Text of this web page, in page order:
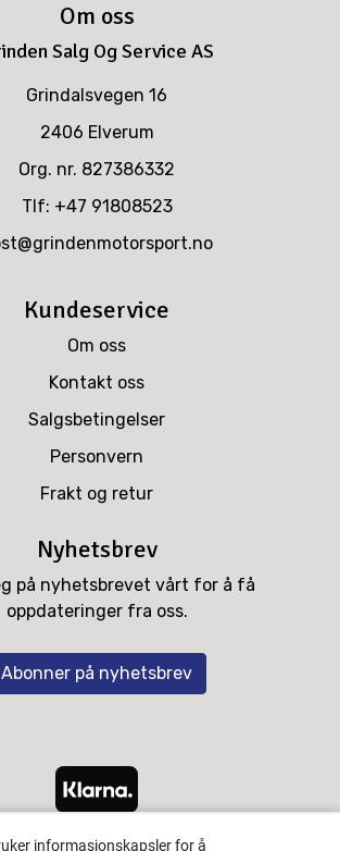
Om oss
Salg Og Service AS
Grindalsvegen 16
2406 Elverum
Org. nr. 827386332
Tlf: +47 91808523
Kundeservice
Om oss
Kontakt oss
Salgsbetingelser
Personvern
Frakt og retur
Nyhetsbrev
på nyhetsbrevet vårt for å få
oppdateringer fra oss.
Abonner på nyhetsbrev
informasjonskapsler for å